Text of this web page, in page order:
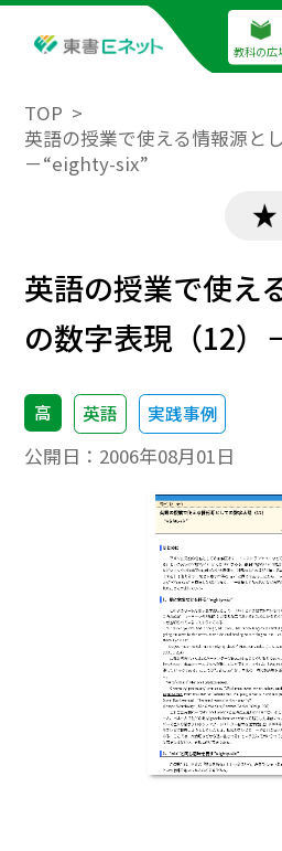
教科の広
TOP
英語の授業で使える情報源と
－“eighty-six”
英語の授業で使え
の数字表現（12
高 英語 実践事例
公開日： 2006年08月01日